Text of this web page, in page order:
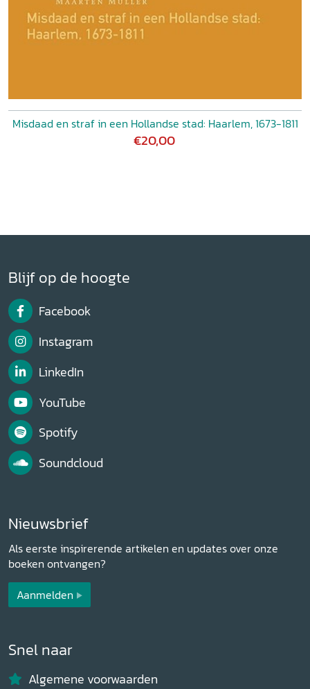
Misdaad en straf in een Hollandse stad: Haarlem, 1673-1811
€20,00
Blijf op de hoogte
Facebook
Instagram
LinkedIn
YouTube
Spotify
Soundcloud
Nieuwsbrief
Als eerste inspirerende artikelen en updates over onze
boeken ontvangen?
Aanmelden
Snel naar
Algemene voorwaarden